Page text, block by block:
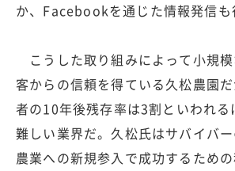
か、Facebookを通じた情報発信も
こうした取り組みによって小規
客からの信頼を得ている久松農園
者の10年後残存率は3割といわれ
難しい業界だ。久松氏はサバイバー
農業への新規参入で成功するため